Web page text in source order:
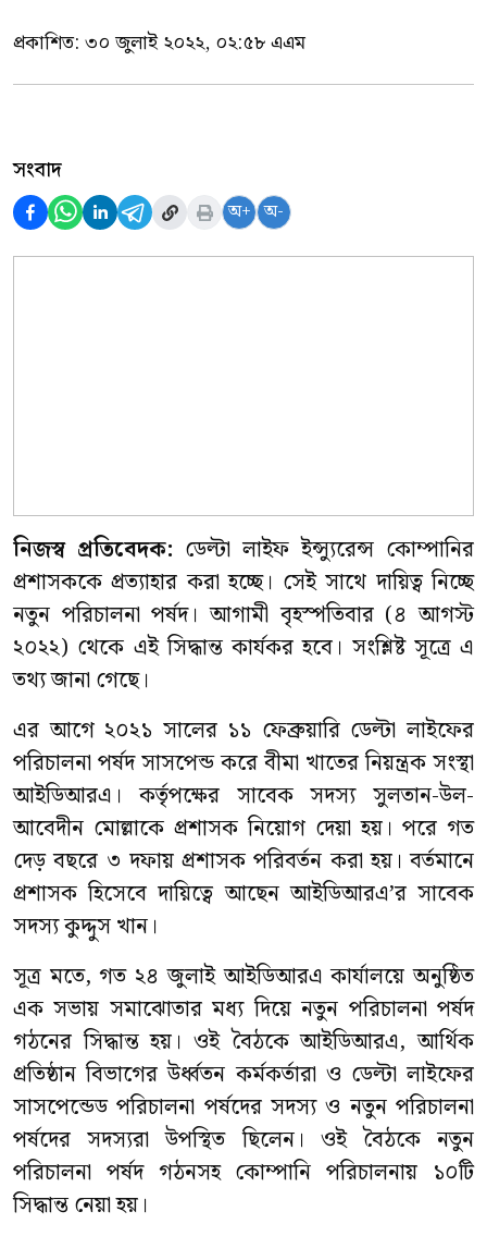
প্রকাশিত: ৩০ জুলাই ২০২২, ০২:৫৮ এএম
সংবাদ
অ+ অ-
নিজস্ব প্রতিবেদক: ডেল্টা লাইফ ইন্স্যুরেন্স কোম্পানির
প্রশাসককে প্রত্যাহার করা হচ্ছে। সেই সাথে দায়িত্ব নিচ্ছে
নতুন পরিচালনা পর্ষদ। আগামী বৃহস্পতিবার (৪ আগস্ট
২০২২) থেকে এই সিদ্ধান্ত কার্যকর হবে। সংশ্লিষ্ট সূত্রে এ
তথ্য জানা গেছে।
এর আগে ২০২১ সালের ১১ ফেব্রুয়ারি ডেল্টা লাইফের
পরিচালনা পর্ষদ সাসপেন্ড করে বীমা খাতের নিয়ন্ত্রক সংস্থা
আইডিআরএ। কর্তৃপক্ষের সাবেক সদস্য সুলতান-উল-
আবেদীন মোল্লাকে প্রশাসক নিয়োগ দেয়া হয়। পরে গত
দেড় বছরে ৩ দফায় প্রশাসক পরিবর্তন করা হয়। বর্তমানে
প্রশাসক হিসেবে দায়িত্বে আছেন আইডিআরএ’র সাবেক
সদস্য কুদ্দুস খান।
সূত্র মতে, গত ২৪ জুলাই আইডিআরএ কার্যালয়ে অনুষ্ঠিত
এক সভায় সমাঝোতার মধ্য দিয়ে নতুন পরিচালনা পর্ষদ
গঠনের সিদ্ধান্ত হয়। ওই বৈঠকে আইডিআরএ, আর্থিক
প্রতিষ্ঠান বিভাগের উর্ধ্বতন কর্মকর্তারা ও ডেল্টা লাইফের
সাসপেন্ডেড পরিচালনা পর্ষদের সদস্য ও নতুন পরিচালনা
পর্ষদের সদস্যরা উপস্থিত ছিলেন। ওই বৈঠকে নতুন
পরিচালনা পর্ষদ গঠনসহ কোম্পানি পরিচালনায় ১০টি
সিদ্ধান্ত নেয়া হয়।